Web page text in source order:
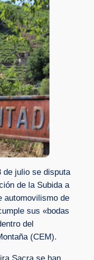
de julio se disputa
de la Subida a
automovilismo de
sus «bodas
del
(CEM).